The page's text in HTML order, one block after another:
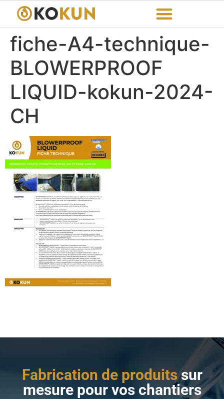
fiche-A4-technique-
BLOWERPROOF
LIQUID-kokun-2024-
CH
Fabrication de produitssur
mesure pour vos chantiers